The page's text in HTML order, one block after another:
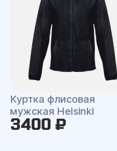
Куртка флисовая
мужская Helsinki
3400 ₽